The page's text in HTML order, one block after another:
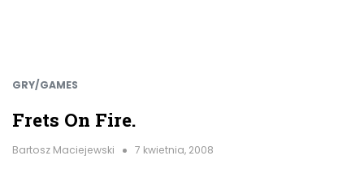
GRY/GAMES
Frets On Fire.
Bartosz Maciejewski 7 kwietnia, 2008